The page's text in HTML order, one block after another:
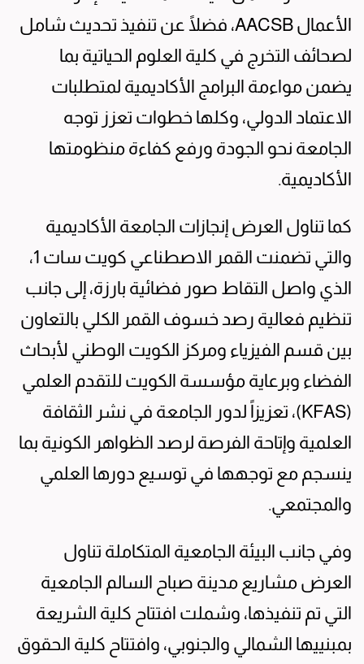
الأعمال AACSB، فضلًا عن تنفيذ تحديث شامل
لصحائف التخرج في كلية العلوم الحياتية بما
يضمن مواءمة البرامج الأكاديمية لمتطلبات
الاعتماد الدولي، وكلها خطوات تعزز توجه
الجامعة نحو الجودة ورفع كفاءة منظومتها
الأكاديمية.
كما تناول العرض إنجازات الجامعة الأكاديمية
والتي تضمنت القمر الاصطناعي كويت سات 1،
الذي واصل التقاط صور فضائية بارزة، إلى جانب
تنظيم فعالية رصد خسوف القمر الكلي بالتعاون
بين قسم الفيزياء ومركز الكويت الوطني لأبحاث
الفضاء وبرعاية مؤسسة الكويت للتقدم العلمي
(KFAS)، تعزيزاً لدور الجامعة في نشر الثقافة
العلمية وإتاحة الفرصة لرصد الظواهر الكونية بما
ينسجم مع توجهها في توسيع دورها العلمي
والمجتمعي.
وفي جانب البيئة الجامعية المتكاملة تناول
العرض مشاريع مدينة صباح السالم الجامعية
التي تم تنفيذها، وشملت افتتاح كلية الشريعة
بمبنييها الشمالي والجنوبي، وافتتاح كلية الحقوق